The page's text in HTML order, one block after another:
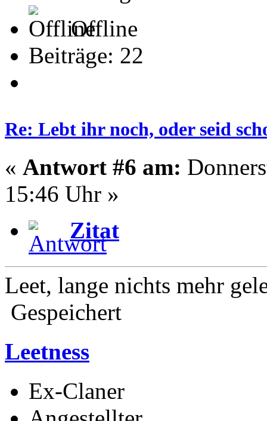
Offline
Beiträge: 22
Re: Lebt ihr noch, oder seid
« Antwort #6 am:
15:46 Uhr »
Zitat
Leet, lange nichts mehr
Gespeichert
Leetness
Ex-Claner